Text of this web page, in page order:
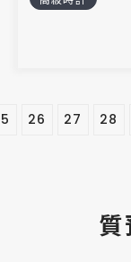
26 27 28
質